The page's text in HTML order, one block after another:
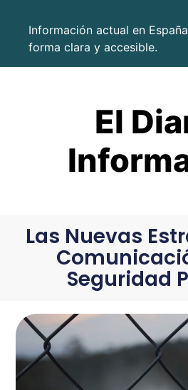
Información actual en
forma clara y accesible.
El
Las Nuevas
Seguridad